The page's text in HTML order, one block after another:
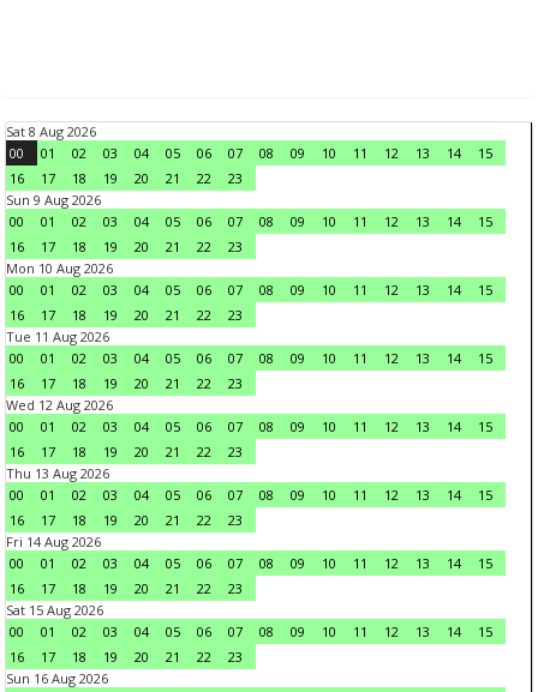
Sat 8 Aug 2026
00
01 02 03 04 05 06 07 08 09 10 11 12 13 14
15
16
17 18 19 20 21 22
23
Sun 9 Aug 2026
00
01 02 03 04 05 06 07 08 09 10 11 12 13 14
15
16
17 18 19 20 21 22
23
Mon 10 Aug 2026
00
01 02 03 04 05 06 07 08 09 10 11 12 13 14
15
16
17 18 19 20 21 22
23
Tue 11 Aug 2026
00
01 02 03 04 05 06 07 08 09 10 11 12 13 14
15
16
17 18 19 20 21 22
23
Wed 12 Aug 2026
00
01 02 03 04 05 06 07 08 09 10 11 12 13 14
15
16
17 18 19 20 21 22
23
Thu 13 Aug 2026
00
01 02 03 04 05 06 07 08 09 10 11 12 13 14
15
16
17 18 19 20 21 22
23
Fri 14 Aug 2026
00
01 02 03 04 05 06 07 08 09 10 11 12 13 14
15
16
17 18 19 20 21 22
23
Sat 15 Aug 2026
00
01 02 03 04 05 06 07 08 09 10 11 12 13 14
15
16
17 18 19 20 21 22
23
Sun 16 Aug 2026